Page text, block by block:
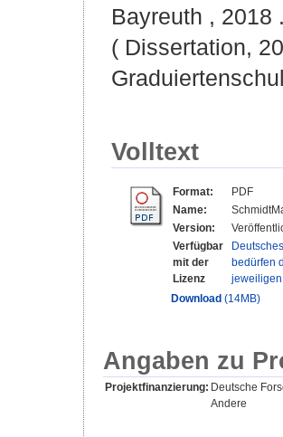
Bayreuth , 2018
( Dissertation,
Volltext
Format:
PDF
Name:
Version:
Verfügbar
mit der
Lizenz
bedürfen
Download (14MB)
Angaben zu
Projektfinanzierung: Deutsche
Andere